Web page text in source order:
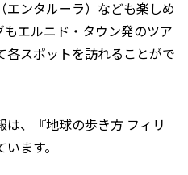
ンタルーラ）なども楽しめ
エルニド・タウン発のツア
各スポットを訪れることがで
、『地球の歩き方 フィリ
ます。